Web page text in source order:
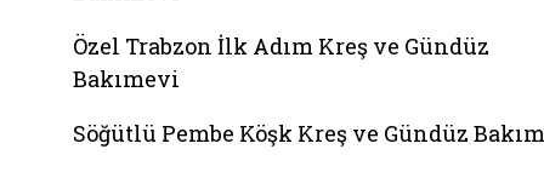
Özel Trabzon İlk Adım Kreş ve Gündüz
Bakımevi
Söğütlü Pembe Köşk Kreş ve Gündüz